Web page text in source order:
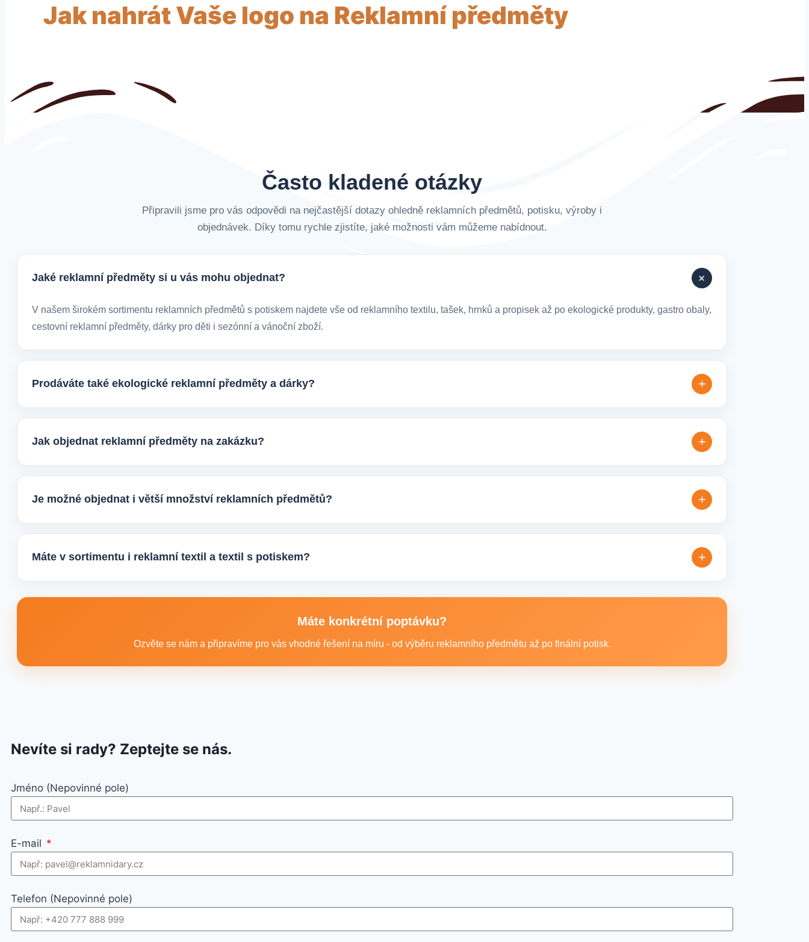
Jak nahrát Vaše logo na Reklamní předměty
Často kladené otázky
Připravili jsme pro vás odpovědi na nejčastější dotazy ohledně reklamních předmětů, potisku, výroby i
objednávek. Díky tomu rychle zjistíte, jaké možnosti vám můžeme nabídnout.
Jaké reklamní předměty si u vás mohu objednat? +
V našem širokém sortimentu reklamních předmětů s potiskem najdete vše od reklamního textilu, tašek, hrnků a propisek až po ekologické produkty, gastro obaly,
cestovní reklamní předměty, dárky pro děti i sezónní a vánoční zboží.
Prodáváte také ekologické reklamní předměty a dárky? +
Jak objednat reklamní předměty na zakázku? +
Je možné objednat i větší množství reklamních předmětů? +
Máte v sortimentu i reklamní textil a textil s potiskem? +
Máte konkrétní poptávku?
Ozvěte se nám a připravíme pro vás vhodné řešení na míru - od výběru reklamního předmětu až po finální potisk.
Nevíte si rady? Zeptejte se nás.
Jméno (Nepovinné pole)
E-mail
Telefon (Nepovinné pole)